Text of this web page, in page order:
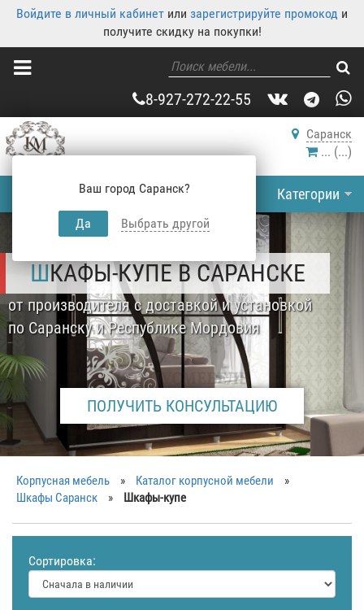
Войдите в личный кабинет или зарегистрируйте промокод и
получите скидку на покупки!
8-927-272-22-55
Саранск
Ваш город Саранск?
Да Выбрать другой
... (...)
Категории
ШКАФЫ-КУПЕ В САРАНСКЕ
от производителя с доставкой и установкой
по Саранску и Республике Мордовия
ПОЛУЧИТЬ КОНСУЛЬТАЦИЮ
Корпусная мебель » Каталог корпусной мебели
»
Шкафы Саранск
» Шкафы-купе
Сортировка: